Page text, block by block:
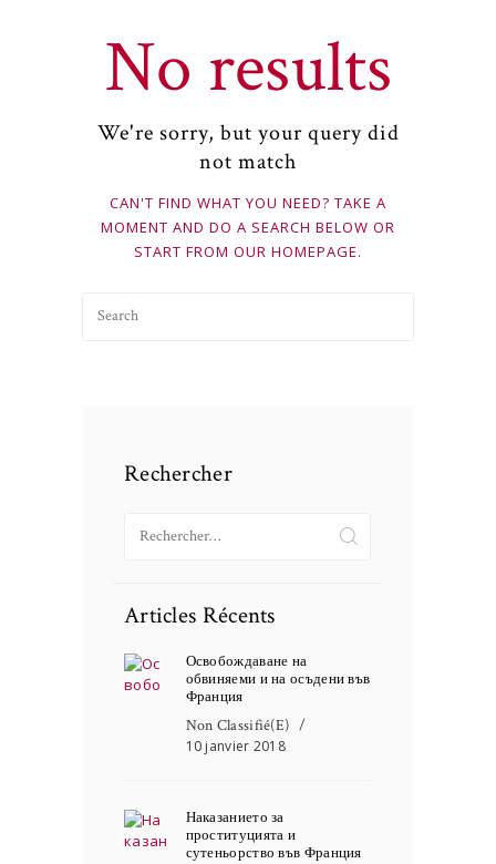
No results
We're sorry, but your query did
not match
CAN'T FIND WHAT YOU NEED? TAKE A
MOMENT AND DO A SEARCH BELOW OR
START FROM OUR HOMEPAGE.
Rechercher
Articles Récents
Освобождаване на
обвиняеми и на осъдени във
Франция
Non Classifié(e)
10 janvier 2018
Наказанието за
проституцията и
сутеньорство във Франция